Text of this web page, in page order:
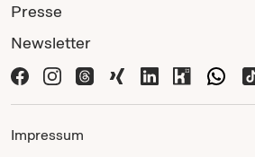
Presse
Newsletter
Impressum